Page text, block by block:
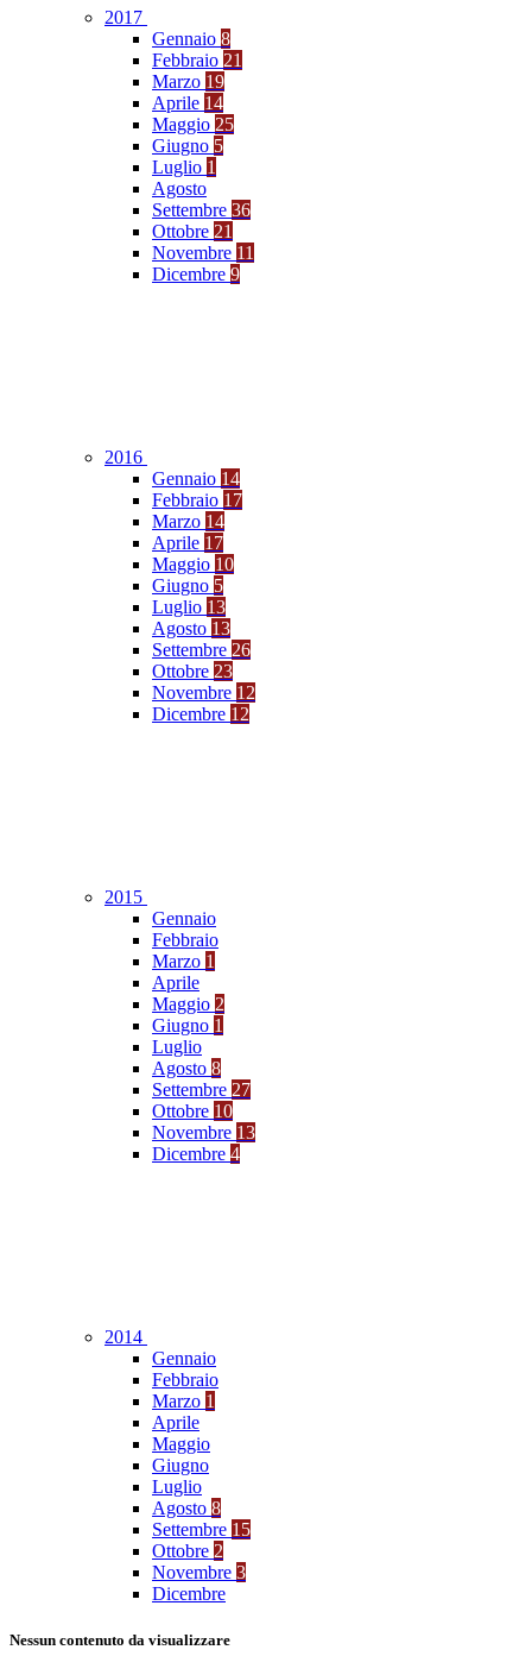
2017
Gennaio 8
Febbraio 21
Marzo 19
Aprile 14
Maggio 25
Giugno 5
Luglio 1
Agosto
Settembre 36
Ottobre 21
Novembre 11
Dicembre 9
2016
Gennaio 14
Febbraio 17
Marzo 14
Aprile 17
Maggio 10
Giugno 5
Luglio 13
Agosto 13
Settembre 26
Ottobre 23
Novembre 12
Dicembre 12
2015
Gennaio
Febbraio
Marzo 1
Aprile
Maggio 2
Giugno 1
Luglio
Agosto 8
Settembre 27
Ottobre 10
Novembre 13
Dicembre 4
2014
Gennaio
Febbraio
Marzo 1
Aprile
Maggio
Giugno
Luglio
Agosto 8
Settembre 15
Ottobre 2
Novembre 3
Dicembre
Nessun contenuto da visualizzare